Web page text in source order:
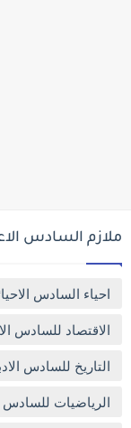
ملازم السادس
احياء السادس
الاقتصاد للسادس
التاريخ للسادس
الرياضيات للسادس